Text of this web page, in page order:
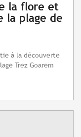
la flore et
la plage de
à la découverte
Trez Goarem